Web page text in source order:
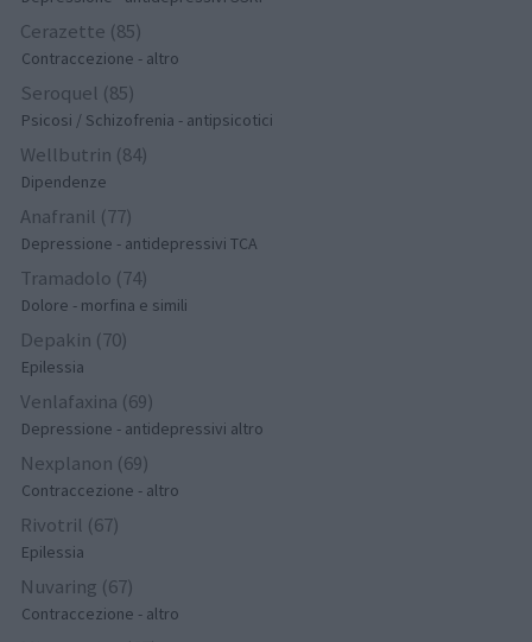
Cerazette (85)
Contraccezione - altro
Seroquel (85)
Psicosi / Schizofrenia - antipsicotici
Wellbutrin (84)
Dipendenze
Anafranil (77)
Depressione - antidepressivi TCA
Tramadolo (74)
Dolore - morfina e simili
Depakin (70)
Epilessia
Venlafaxina (69)
Depressione - antidepressivi altro
Nexplanon (69)
Contraccezione - altro
Rivotril (67)
Epilessia
Nuvaring (67)
Contraccezione - altro